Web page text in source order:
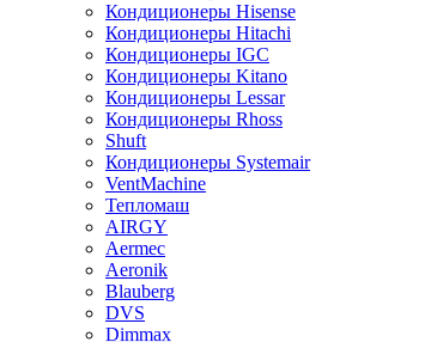
Кондиционеры Hisense
Кондиционеры Hitachi
Кондиционеры IGC
Кондиционеры Kitano
Кондиционеры Lessar
Кондиционеры Rhoss
Shuft
Кондиционеры Systemair
VentMachine
Тепломаш
AIRGY
Aermec
Aeronik
Blauberg
DVS
Dimmax